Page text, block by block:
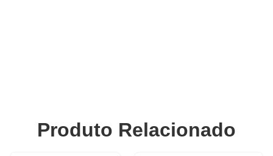
Produto Relacionado